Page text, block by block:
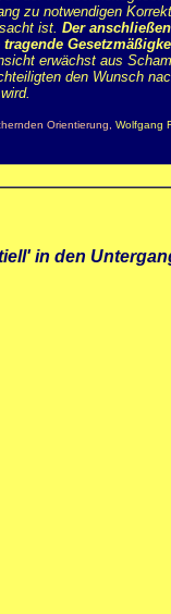
zu notwendigen
ist. Der
erwächst aus
den Wunsch
Orientierung, Wolfgang
in den